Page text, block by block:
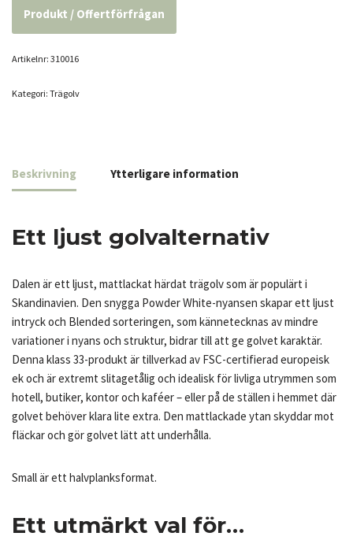
Produkt / Offertförfrågan
Artikelnr: 310016
Kategori: Trägolv
Beskrivning Ytterligare information
Ett ljust golvalternativ
Dalen är ett ljust, mattlackat härdat trägolv som är populärt i
Skandinavien. Den snygga Powder White-nyansen skapar ett ljust
intryck och Blended sorteringen, som kännetecknas av mindre
variationer i nyans och struktur, bidrar till att ge golvet karaktär.
Denna klass 33-produkt är tillverkad av FSC-certifierad europeisk
ek och är extremt slitagetålig och idealisk för livliga utrymmen som
hotell, butiker, kontor och kaféer – eller på de ställen i hemmet där
golvet behöver klara lite extra. Den mattlackade ytan skyddar mot
fläckar och gör golvet lätt att underhålla.
Small är ett halvplanksformat.
Ett utmärkt val för…